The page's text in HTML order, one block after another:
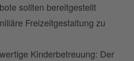
sollten bereitgestellt
Freizeitgestaltung zu
Kinderbetreuung: Der